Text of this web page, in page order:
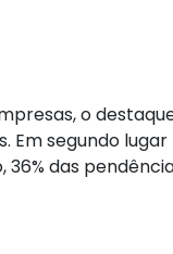
o
Em segundo
das